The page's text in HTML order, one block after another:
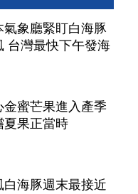
氣象廳緊盯白海豚
台灣最快下午發海
金蜜芒果進入產季
夏果正當時
白海豚週末最接近